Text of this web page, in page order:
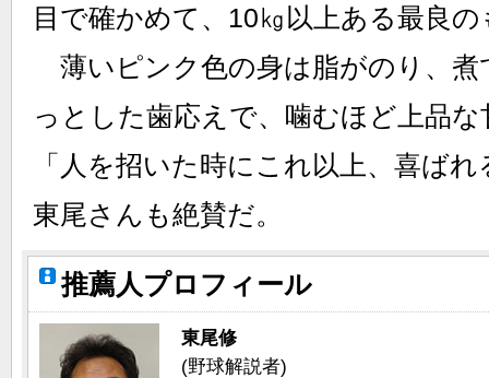
目で確かめて、10㎏以上ある最良
薄いピンク色の身は脂がのり、
っとした歯応えで、噛むほど上品
「人を招いた時にこれ以上、喜ば
東尾さんも絶賛だ。
推薦人プロフィール
東尾修
(野球解説者)